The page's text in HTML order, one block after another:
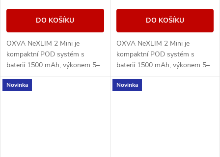
DO KOŠÍKU
OXVA NeXLIM 2 Mini je
kompaktní POD systém s
baterií 1500 mAh, výkonem 5–
30 W, rychlým nabíjením USB-
C 5V/2A a cartridgí UNITECH
DO KOŠÍKU
OXVA NeXLIM 2 Mini je
kompaktní POD systém s
baterií 1500 mAh, výkonem 5–
30 W, rychlým nabíjením USB-
C 5V/2A a cartridgí UNITECH
Novinka Novinka